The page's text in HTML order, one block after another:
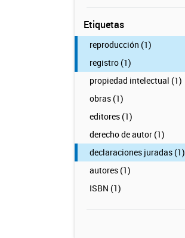
Etiquetas
reproducción (1)
registro (1)
propiedad intelectual (1)
obras (1)
editores (1)
derecho de autor (1)
declaraciones juradas (1)
autores (1)
ISBN (1)